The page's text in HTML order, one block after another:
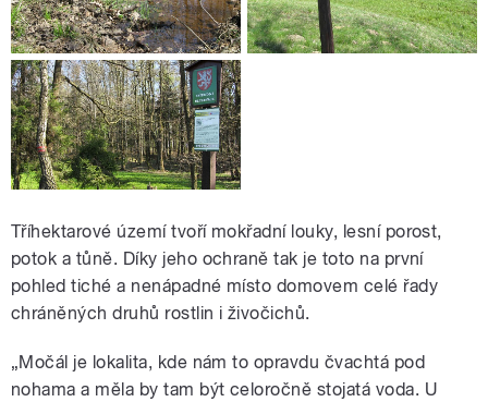
Tříhektarové území tvoří mokřadní louky, lesní porost,
potok a tůně. Díky jeho ochraně tak je toto na první
pohled tiché a nenápadné místo domovem celé řady
chráněných druhů rostlin i živočichů.
„Močál je lokalita, kde nám to opravdu čvachtá pod
nohama a měla by tam být celoročně stojatá voda. U